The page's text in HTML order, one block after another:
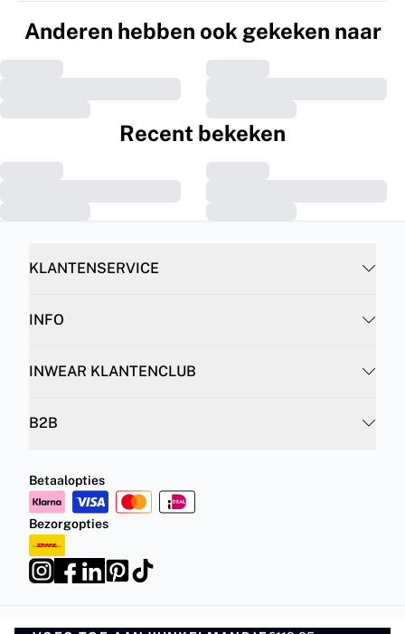
Anderen hebben ook gekeken naar
Recent bekeken
KLANTENSERVICE
INFO
INWEAR KLANTENCLUB
B2B
Betaalopties
Bezorgopties